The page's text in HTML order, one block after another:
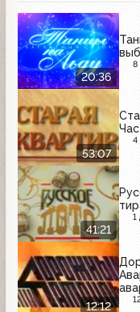
20:36
8
53:07
4
41:21
1
12:12